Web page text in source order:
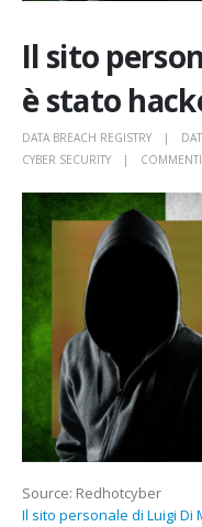
Il sito
è stato
DATA BREACH REGISTRY
CYBER SECURITY
Source: Redhotcyber
Il sito personale di Luigi Di